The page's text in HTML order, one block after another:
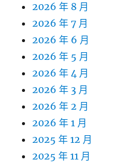
2026 年 8 月
2026 年 7 月
2026 年 6 月
2026 年 5 月
2026 年 4 月
2026 年 3 月
2026 年 2 月
2026 年 1 月
2025 年 12 月
2025 年 11 月